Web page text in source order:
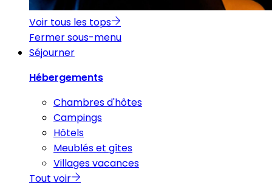
Voir tous les tops
Fermer sous-menu
Séjourner
Hébergements
Chambres d'hôtes
Campings
Hôtels
Meublés et gîtes
Villages vacances
Tout voir